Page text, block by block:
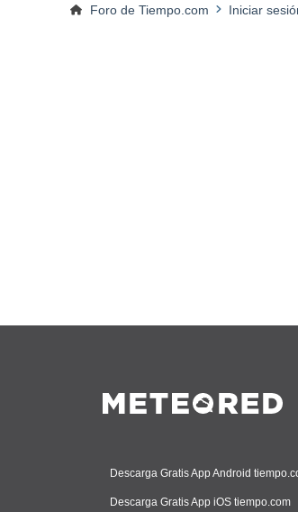
Foro de Tiempo.com Iniciar
Descarga Gratis App Android
Descarga Gratis App iOS tiempo.com